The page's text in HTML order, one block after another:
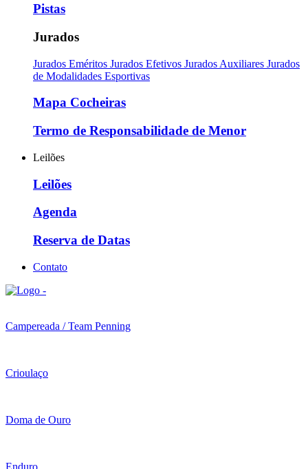
Pistas
Jurados
Jurados Eméritos Jurados Efetivos Jurados Auxiliares Jurados
de Modalidades Esportivas
Mapa Cocheiras
Termo de Responsabilidade de Menor
Leilões
Leilões
Agenda
Reserva de Datas
Contato
Campereada / Team Penning
Crioulaço
Doma de Ouro
Enduro